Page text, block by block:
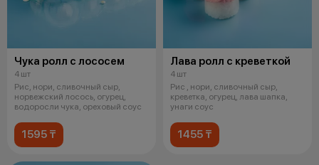
Чука ролл с лососем
4 шт
Рис, нори, сливочный сыр,
норвежский лосось, огурец,
водоросли чука, ореховый соус
1595 ₸
Лава ролл с креветкой
4 шт
Рис , нори, сливочный сыр,
креветка, огурец, лава шапка,
унаги соус
1455 ₸